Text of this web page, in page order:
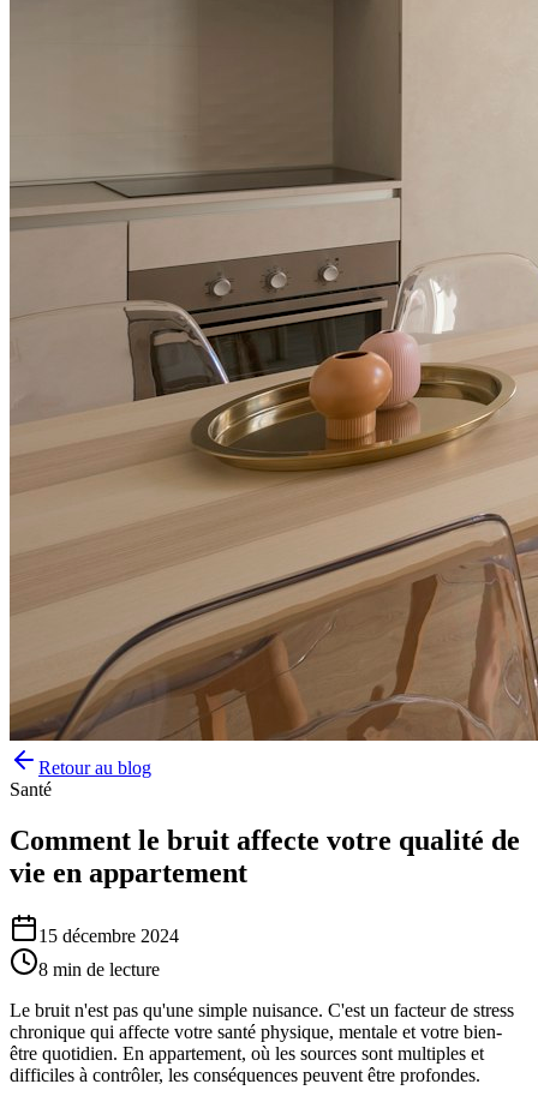
Retour au blog
Santé
Comment le bruit affecte votre qualité de
vie en appartement
15 décembre 2024
8 min de lecture
Le bruit n'est pas qu'une simple nuisance. C'est un facteur de stress
chronique qui affecte votre santé physique, mentale et votre bien-
être quotidien. En appartement, où les sources sont multiples et
difficiles à contrôler, les conséquences peuvent être profondes.